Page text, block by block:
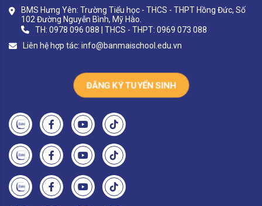
BMS Hưng Yên: Trường Tiểu học - THCS - THPT Hồng Đức, Số
102 Đường Nguyễn Bình, Mỹ Hào.
TH: 0978 096 088 | THCS - THPT: 0969 073 088
Liên hệ hợp tác: info@banmaischool.edu.vn
ĐĂNG KÝ TUYỂN SINH